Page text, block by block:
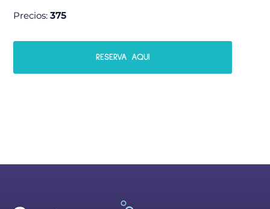
Precios:375
RESERVA AQUI